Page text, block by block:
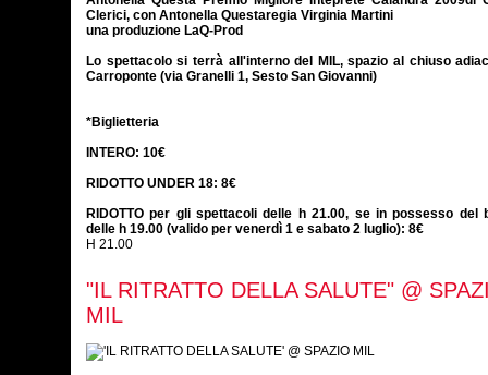
Clerici, con Antonella Questaregia Virginia Martini
una produzione LaQ-Prod
Lo spettacolo si terrà all'interno del MIL, spazio al chiuso
Carroponte (via Granelli 1, Sesto San Giovanni)
*Biglietteria
INTERO: 10€
RIDOTTO UNDER 18: 8€
RIDOTTO per gli spettacoli delle h 21.00, se in possesso del
delle h 19.00 (valido per venerdì 1 e sabato 2 luglio): 8€
H 21.00
"IL RITRATTO DELLA SALUTE" @
MIL